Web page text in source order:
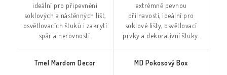
ideální pro připevnění
soklových a nástěnných lišt,
osvětlovacích štuků i zakrytí
spár a nerovností.
extrémně pevnou
přilnavostí, ideální pro
soklové lišty, osvětlovací
prvky a dekorativní štuky.
Tmel Mardom Decor MD Pokosový Box